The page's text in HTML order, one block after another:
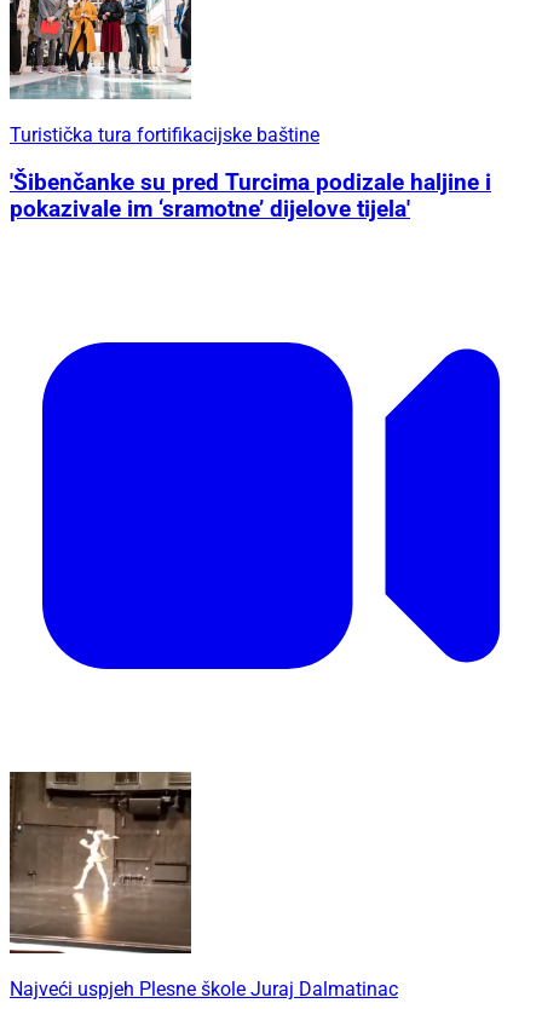
Turistička tura fortifikacijske baštine
'Šibenčanke su pred Turcima podizale haljine i
pokazivale im ‘sramotne’ dijelove tijela'
Najveći uspjeh Plesne škole Juraj Dalmatinac